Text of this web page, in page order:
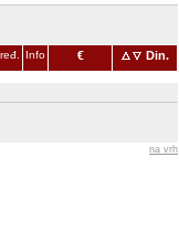
Info € Din.
na vrh